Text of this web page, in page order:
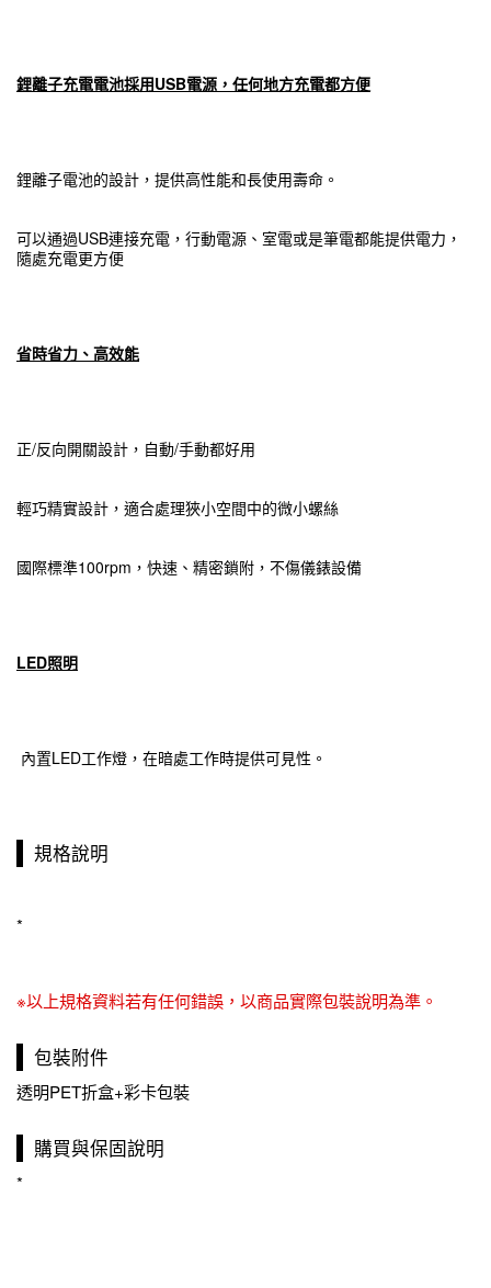
鋰離子充電電池採用USB電源，任何地方充電都方便
鋰離子電池的設計，提供高性能和長使用壽命。
可以通過USB連接充電，行動電源、室電或是筆電都能提供電力，
隨處充電更方便
省時省力、高效能
正/反向開關設計，自動/手動都好用
輕巧精實設計，適合處理狹小空間中的微小螺絲
國際標準100rpm，快速、精密鎖附，不傷儀錶設備
LED照明
內置LED工作燈，在暗處工作時提供可見性。
規格說明
*
※以上規格資料若有任何錯誤，以商品實際包裝說明為準。
包裝附件
透明PET折盒+彩卡包裝
購買與保固說明
*